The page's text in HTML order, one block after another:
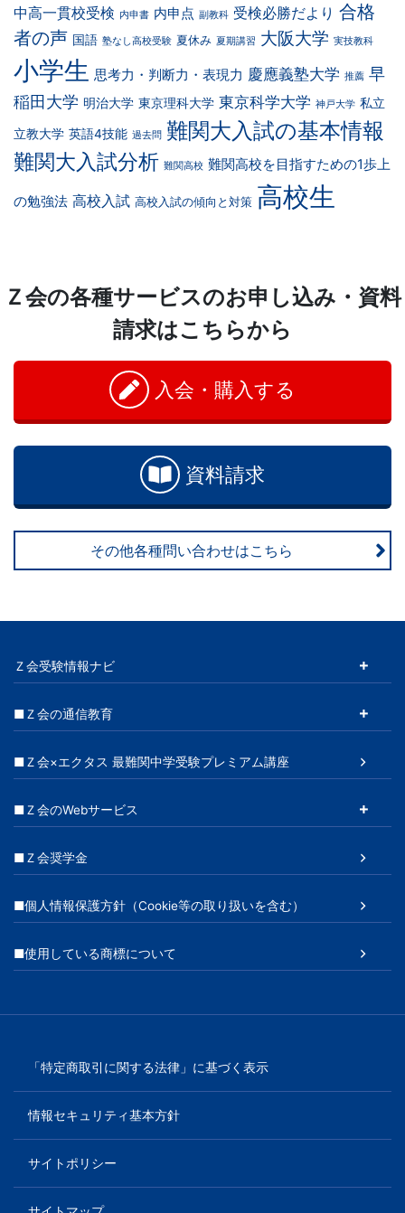
中高一貫校受検 内申書 内申点 副教科 受検必勝だより 合格
者の声 国語 塾なし高校受験 夏休み 夏期講習 大阪大学 実技教科
小学生 思考力・判断力・表現力 慶應義塾大学 推薦 早
稲田大学 明治大学 東京理科大学 東京科学大学 神戸大学 私立
立教大学 英語4技能 過去問 難関大入試の基本情報
難関大入試分析 難関高校 難関高校を目指すための1歩上
の勉強法 高校入試 高校入試の傾向と対策 高校生
Ｚ会の各種サービスのお申し込み・資料
請求はこちらから
入会・購入する
資料請求
その他各種問い合わせはこちら
Ｚ会受験情報ナビ
■Ｚ会の通信教育
■Ｚ会×エクタス 最難関中学受験プレミアム講座
■Ｚ会のWebサービス
■Ｚ会奨学金
■個人情報保護方針（Cookie等の取り扱いを含む）
■使用している商標について
「特定商取引に関する法律」に基づく表示
情報セキュリティ基本方針
サイトポリシー